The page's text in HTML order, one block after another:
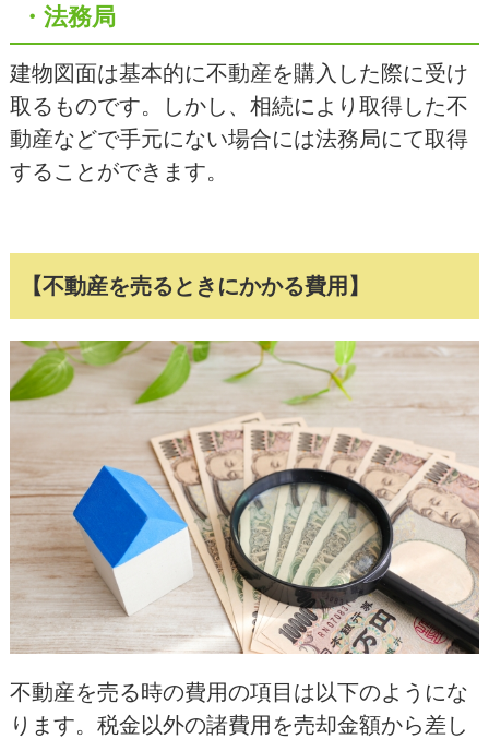
・法務局
建物図面は基本的に不動産を購入した際に受け
取るものです。しかし、相続により取得した不
動産などで手元にない場合には法務局にて取得
することができます。
【不動産を売るときにかかる費用】
不動産を売る時の費用の項目は以下のようにな
ります。税金以外の諸費用を売却金額から差し